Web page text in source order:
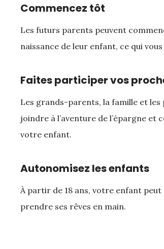
Commencez tôt
Les futurs parents peuvent
naissance de leur enfant, ce qui
Faites participer vos
Les grands-parents, la famille et
joindre à l’aventure de l’épargne et
votre enfant.
Autonomisez les enfants
À partir de 18 ans, votre enfant
prendre ses rêves en main.